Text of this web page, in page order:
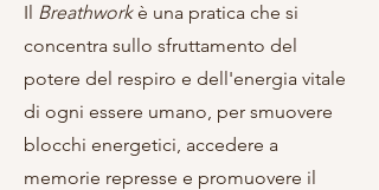
Il Breathworkè una pratica che si
concentra sullo sfruttamento del
potere del respiro e dell'energia vitale
di ogni essere umano, per smuovere
blocchi energetici, accedere a
memorie represse e promuovere il